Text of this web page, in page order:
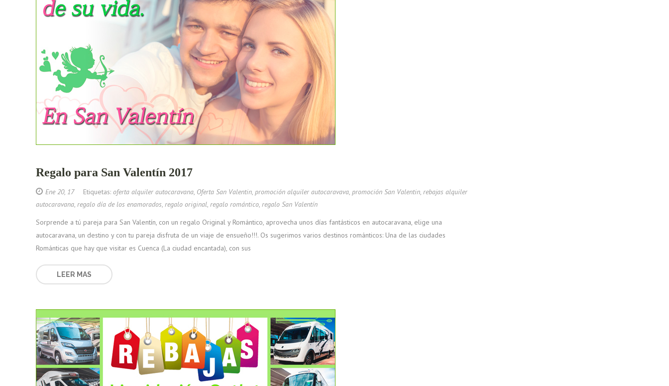
Regalo para San Valentín 2017
Ene 20, 17Etiquetas: oferta alquiler autocaravana, Oferta San Valentin, promoción alquiler autocaravava, promoción San Valentin, rebajas alquiler
autocaravana, regalo día de los enamorados, regalo original, regalo romántico, regalo San Valentín
Sorprende a tú pareja para San Valentín, con un regalo Original y Romántico, aprovecha unos días fantásticos en autocaravana, elige una
autocaravana, un destino y con tu pareja disfruta de un viaje de ensueño!!!. Os sugerimos varios destinos románticos: Una de las ciudades
Románticas que hay que visitar es Cuenca (La ciudad encantada), con sus
LEER MAS